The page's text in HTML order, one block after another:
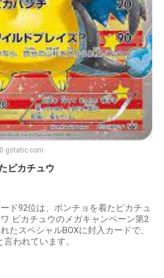
ピカチュウ
ド92位は、ポンチョを着たピカチュ
ピカチュウのメガキャンペーン第2
たスペシャルBOXに封入カードで、
われています。